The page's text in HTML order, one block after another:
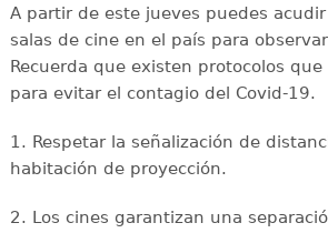
A partir de este jueves puedes
salas de cine en el país para
Recuerda que existen protocolos
para evitar el contagio del Covid-19.
1. Respetar la señalización de
habitación de proyección.
2. Los cines garantizan una